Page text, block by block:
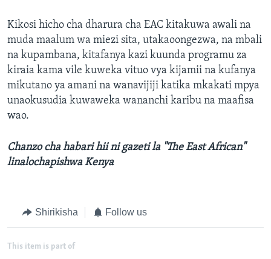
Kikosi hicho cha dharura cha EAC kitakuwa awali na
muda maalum wa miezi sita, utakaoongezwa, na mbali
na kupambana, kitafanya kazi kuunda programu za
kiraia kama vile kuweka vituo vya kijamii na kufanya
mikutano ya amani na wanavijiji katika mkakati mpya
unaokusudia kuwaweka wananchi karibu na maafisa
wao.
Chanzo cha habari hii ni gazeti la "The East African"
linalochapishwa Kenya
Shirikisha Follow us
This item is part of